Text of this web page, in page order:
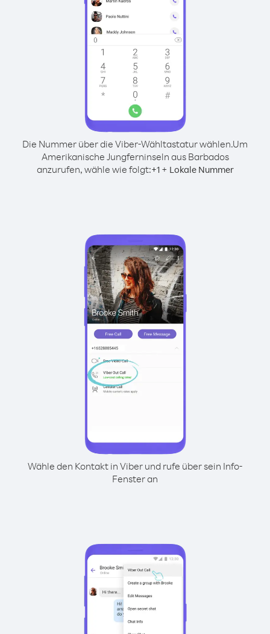
Die Nummer über die Viber-Wähltastatur wählen.Um
Amerikanische Jungferninseln aus Barbados
anzurufen, wähle wie folgt:+1+ Lokale Nummer
Wähle den Kontakt in Viber und rufe über sein Info-
Fenster an